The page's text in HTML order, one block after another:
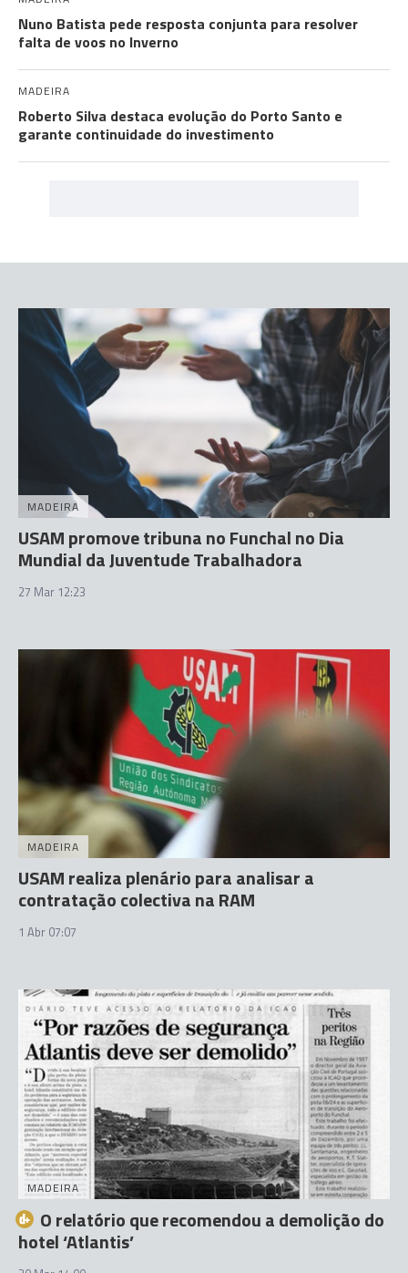
Nuno Batista pede resposta conjunta para resolver
falta de voos no Inverno
MADEIRA
Roberto Silva destaca evolução do Porto Santo e
garante continuidade do investimento
MADEIRA
USAM promove tribuna no Funchal no Dia
Mundial da Juventude Trabalhadora
27 Mar 12:23
MADEIRA
USAM realiza plenário para analisar a
contratação colectiva na RAM
1 Abr 07:07
MADEIRA
O relatório que recomendou a demolição do
hotel ‘Atlantis’